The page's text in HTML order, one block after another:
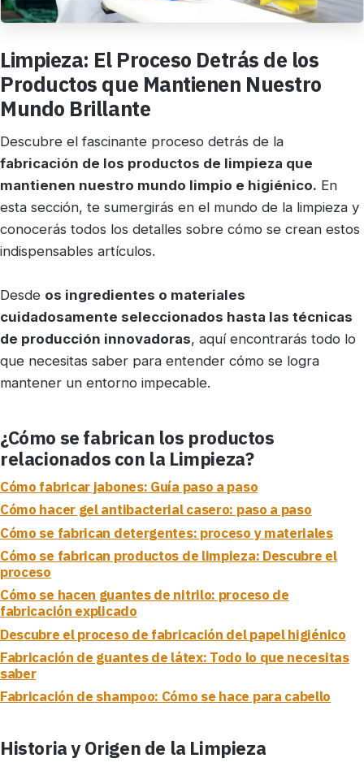
Limpieza: El Proceso Detrás de los
Productos que Mantienen Nuestro
Mundo Brillante
Descubre el fascinante proceso detrás de la
fabricación de los productos de limpieza que
mantienen nuestro mundo limpio e higiénico. En
esta sección, te sumergirás en el mundo de la limpieza y
conocerás todos los detalles sobre cómo se crean estos
indispensables artículos.
Desde os ingredientes o materiales
cuidadosamente seleccionados hasta las técnicas
de producción innovadoras, aquí encontrarás todo lo
que necesitas saber para entender cómo se logra
mantener un entorno impecable.
¿Cómo se fabrican los productos
relacionados con la Limpieza?
Cómo fabricar jabones: Guía paso a paso
Cómo hacer gel antibacterial casero: paso a paso
Cómo se fabrican detergentes: proceso y materiales
Cómo se fabrican productos de limpieza: Descubre el
proceso
Cómo se hacen guantes de nitrilo: proceso de
fabricación explicado
Descubre el proceso de fabricación del papel higiénico
Fabricación de guantes de látex: Todo lo que necesitas
saber
Fabricación de shampoo: Cómo se hace para cabello
Historia y Origen de la Limpieza